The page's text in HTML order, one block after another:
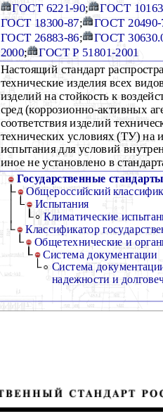
ГОСТ 6221-90; ГОСТ
ГОСТ 18300-87; ГОСТ 20490-
ГОСТ 26883-86; ГОСТ
2000; ГОСТ Р 51801-2001
Настоящий стандарт
технические изделия всех
изделий на стойкость к
сред (коррозионно-активных
соответствия изделий
технических условиях (ТУ) на
испытания для условий
иное не установлено в
Государственные стандарты
Общероссийский
Испытания
Климатические
Классификатор
Общетехнические и
Система документации
Система
надежности и